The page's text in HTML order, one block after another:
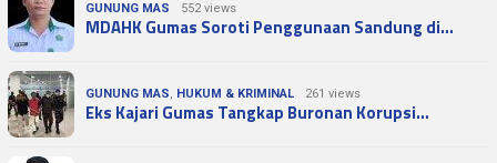
GUNUNG MAS 552 views
MDAHK Gumas Soroti Penggunaan Sandung di…
GUNUNG MAS, HUKUM & KRIMINAL 261 views
Eks Kajari Gumas Tangkap Buronan Korupsi…